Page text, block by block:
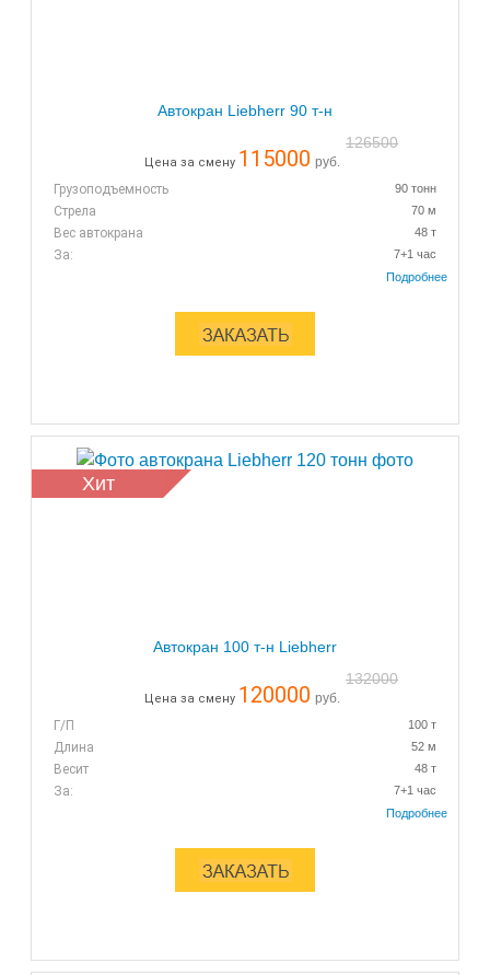
Автокран Liebherr 90 т-н
126500
Цена за смену 115000 руб.
Грузоподъемность
90 тонн
Стрела 70 м
Вес автокрана 48 т
За: 7+1 час
Хит
Автокран 100 т-н Liebherr
132000
Цена за смену 120000 руб.
Г/П
100 т
Длина 52 м
Весит 48 т
За: 7+1 час